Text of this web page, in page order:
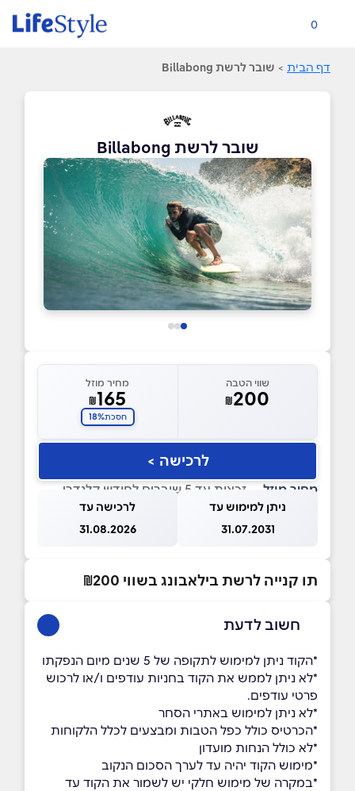
0
דף הבית > שובר לרשת Billabong
שובר לרשת Billabong
שווי הטבה
₪200
מחיר מוזל
₪165
חסכת18%
לרכישה >
מחיר מוזל — זכאות עד 5 שוברים לחודש קלנדרי
ניתן למימוש עד
31.07.2031
לרכישה עד
31.08.2026
תו קנייה לרשת בילאבונג בשווי ₪200
חשוב לדעת
*הקוד ניתן למימוש לתקופה של 5 שנים מיום הנפקתו
*לא ניתן לממש את הקוד בחניות עודפים ו/או לרכוש
פרטי עודפים.
*לא ניתן למימוש באתרי הסחר
*הכרטיס כולל כפל הטבות ומבצעים לכלל הלקוחות
*לא כולל הנחות מועדון
*מימוש הקוד יהיה עד לערך הסכום הנקוב
*במקרה של מימוש חלקי יש לשמור את הקוד עד